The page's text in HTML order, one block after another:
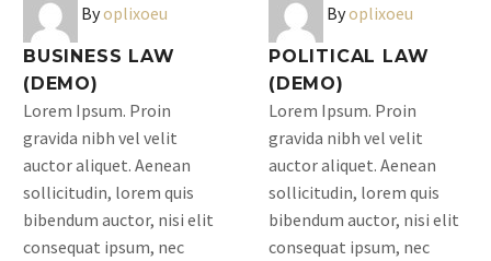
Byoplixoeu
BUSINESS LAW
(DEMO)
Lorem Ipsum. Proin
gravida nibh vel velit
auctor aliquet. Aenean
sollicitudin, lorem quis
bibendum auctor, nisi elit
consequat ipsum, nec
Byoplixoeu
POLITICAL LAW
(DEMO)
Lorem Ipsum. Proin
gravida nibh vel velit
auctor aliquet. Aenean
sollicitudin, lorem quis
bibendum auctor, nisi elit
consequat ipsum, nec